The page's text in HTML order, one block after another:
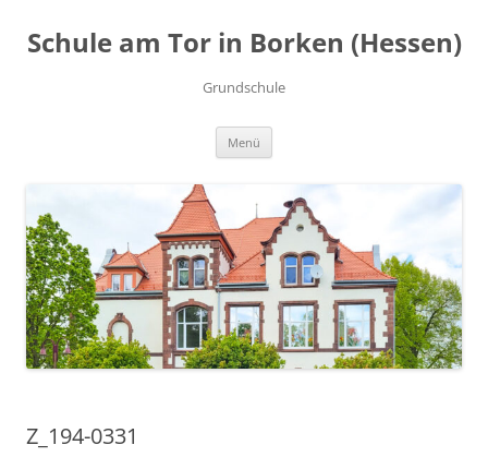
springen
Schule am Tor in Borken (Hessen)
Grundschule
Menü
Z_194-0331